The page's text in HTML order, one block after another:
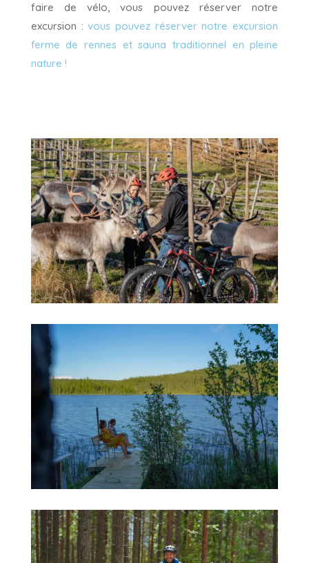
faire de vélo, vous pouvez réserver notre
excursion :vous pouvez réserver notre excursion
ferme de rennes et sauna traditionnel en pleine
nature !